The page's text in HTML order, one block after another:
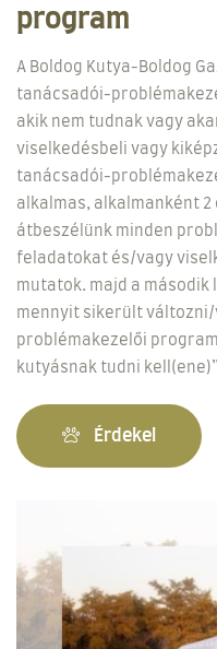
program
A Boldog Kutya-Boldog
tanácsadói-
akik nem tudnak vagy
viselkedésbeli vagy
tanácsadói-
alkalmas, alkalmanként
átbeszélünk minden
feladatokat és/vagy
mutatok. majd a
mennyit sikerült
problémakezelői
kutyásnak tudni
Érdekel